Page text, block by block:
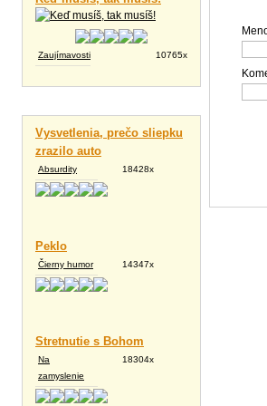
Zaujímavosti 10765x
Vysvetlenia, prečo sliepku
zrazilo auto
Absurdity 18428x
Peklo
Čierny humor 14347x
Stretnutie s Bohom
Na
zamyslenie
18304x